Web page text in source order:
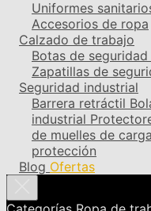
Uniformes
Accesorios de ropa
Calzado de trabajo
Botas de seguridad
Zapatillas de
Seguridad industrial
Barrera retráctil
industrial
de muelles de carga
protección
Blog Ofertas